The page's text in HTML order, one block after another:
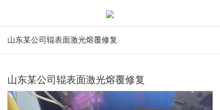
山东某公司辊表面激光熔覆修复
山东某公司辊表面激光熔覆修复